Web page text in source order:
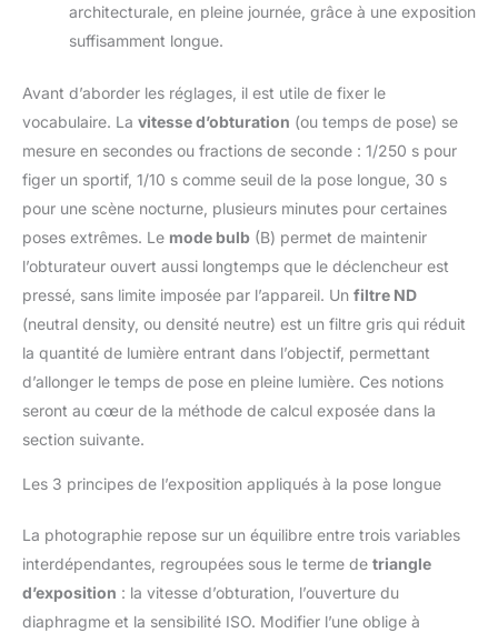
architecturale, en pleine journée, grâce à une exposition
suffisamment longue.
Avant d’aborder les réglages, il est utile de fixer le
vocabulaire. La vitesse d’obturation (ou temps de pose) se
mesure en secondes ou fractions de seconde : 1/250 s pour
figer un sportif, 1/10 s comme seuil de la pose longue, 30 s
pour une scène nocturne, plusieurs minutes pour certaines
poses extrêmes. Le mode bulb (B) permet de maintenir
l’obturateur ouvert aussi longtemps que le déclencheur est
pressé, sans limite imposée par l’appareil. Un filtre ND
(neutral density, ou densité neutre) est un filtre gris qui réduit
la quantité de lumière entrant dans l’objectif, permettant
d’allonger le temps de pose en pleine lumière. Ces notions
seront au cœur de la méthode de calcul exposée dans la
section suivante.
Les 3 principes de l’exposition appliqués à la pose longue
La photographie repose sur un équilibre entre trois variables
interdépendantes, regroupées sous le terme de triangle
d’exposition : la vitesse d’obturation, l’ouverture du
diaphragme et la sensibilité ISO. Modifier l’une oblige à